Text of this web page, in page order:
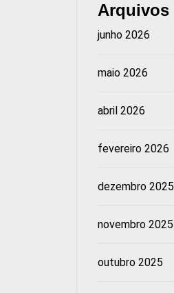
Arquivos
junho 2026
maio 2026
abril 2026
fevereiro 2026
dezembro 2025
novembro 2025
outubro 2025